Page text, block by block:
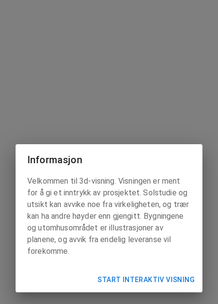
Informasjon
Velkommen til 3d-visning. Visningen er ment
for å gi et inntrykk av prosjektet. Solstudie og
utsikt kan avvike noe fra virkeligheten, og trær
kan ha andre høyder enn gjengitt. Bygningene
og utomhusområdet er illustrasjoner av
planene, og avvik fra endelig leveranse vil
forekomme.
START INTERAKTIV VISNING